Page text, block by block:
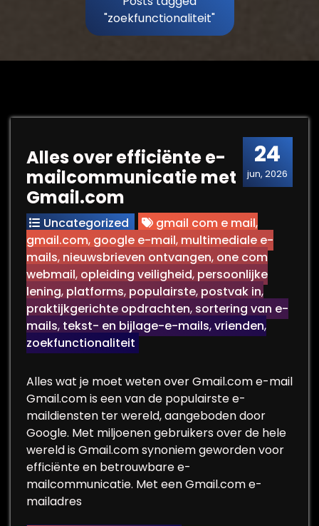
"zoekfunctionaliteit"
24
jun, 2026
Alles over efficiënte e-
mailcommunicatie met
Gmail.com
Uncategorized gmail com e mail,
gmail.com, google e-mail, multimediale e-
mails, nieuwsbrieven ontvangen, one com
webmail, opleiding veiligheid, persoonlijke
lening, platforms, populairste, postvak in,
praktijkgerichte opdrachten, sortering van e-
mails, tekst- en bijlage-e-mails,vrienden,
zoekfunctionaliteit
Alles wat je moet weten over Gmail.com e-mail
Gmail.com is een van de populairste e-
maildiensten ter wereld, aangeboden door
Google. Met miljoenen gebruikers over de hele
wereld is Gmail.com synoniem geworden voor
efficiënte en betrouwbare e-
mailcommunicatie. Met een Gmail.com e-
mailadres